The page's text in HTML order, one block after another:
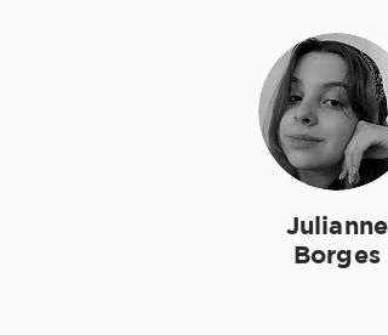
Julianne
Borges